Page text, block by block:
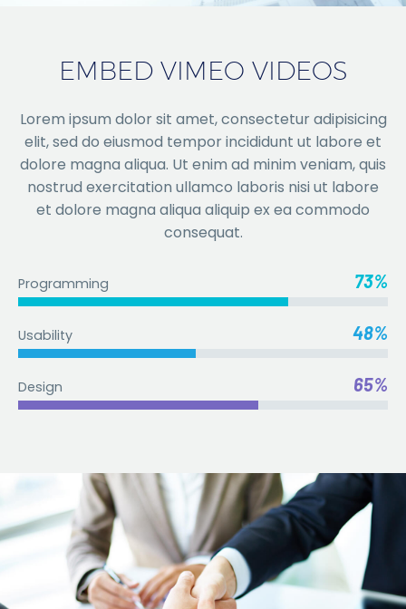
EMBED VIMEO VIDEOS
Lorem ipsum dolor sit amet, consectetur adipisicing
elit, sed do eiusmod tempor incididunt ut labore et
dolore magna aliqua. Ut enim ad minim veniam, quis
nostrud exercitation ullamco laboris nisi ut labore
et dolore magna aliqua aliquip ex ea commodo
consequat.
Programming 73%
Usability 48%
Design 65%